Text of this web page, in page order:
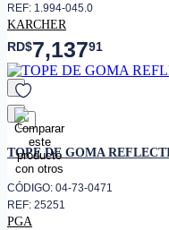
REF: 1.994-045.0
KARCHER
RD$7,13791
favorito
TOPE DE GOMA
CÓDIGO: 04-73-0471
REF: 25251
PGA